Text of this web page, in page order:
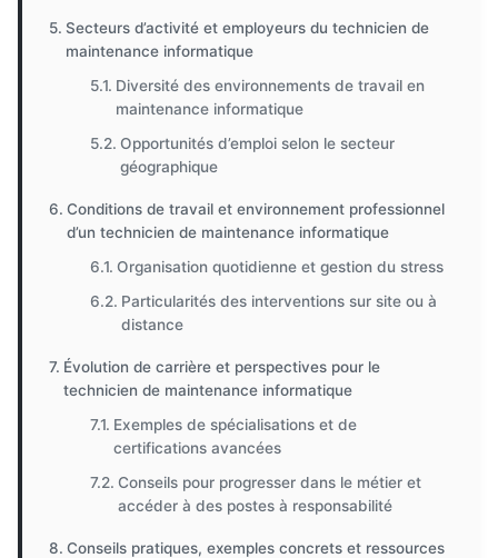
Secteurs d’activité et employeurs du technicien de
maintenance informatique
Diversité des environnements de travail en
maintenance informatique
Opportunités d’emploi selon le secteur
géographique
Conditions de travail et environnement professionnel
d’un technicien de maintenance informatique
Organisation quotidienne et gestion du stress
Particularités des interventions sur site ou à
distance
Évolution de carrière et perspectives pour le
technicien de maintenance informatique
Exemples de spécialisations et de
certifications avancées
Conseils pour progresser dans le métier et
accéder à des postes à responsabilité
Conseils pratiques, exemples concrets et ressources